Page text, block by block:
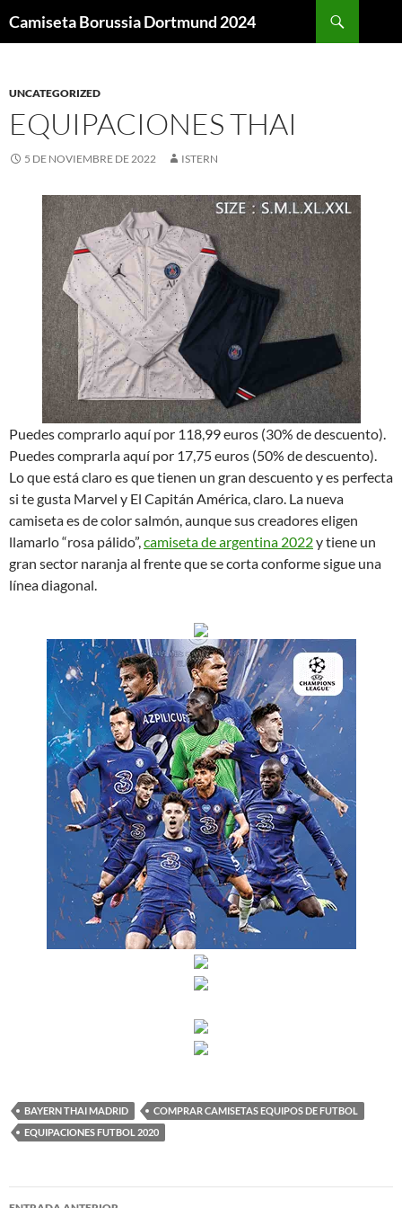
Camiseta Borussia Dortmund 2024
UNCATEGORIZED
EQUIPACIONES THAI
5 DE NOVIEMBRE DE 2022 ISTERN
Puedes comprarlo aquí por 118,99 euros (30% de descuento).
Puedes comprarla aquí por 17,75 euros (50% de descuento).
Lo que está claro es que tienen un gran descuento y es perfecta
si te gusta Marvel y El Capitán América, claro. La nueva
camiseta es de color salmón, aunque sus creadores eligen
llamarlo “rosa pálido”,camiseta de argentina 2022y tiene un
gran sector naranja al frente que se corta conforme sigue una
línea diagonal.
BAYERN THAI MADRID
COMPRAR CAMISETAS EQUIPOS DE FUTBOL
EQUIPACIONES FUTBOL 2020
Navegación